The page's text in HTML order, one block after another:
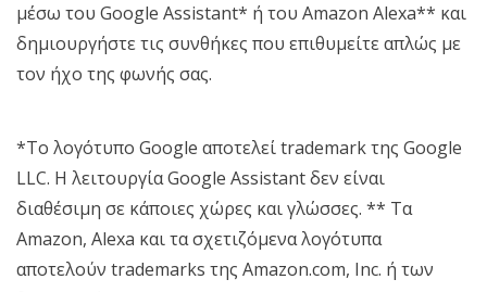
μέσω του Google Assistant* ή του Amazon Alexa** και
δημιουργήστε τις συνθήκες που επιθυμείτε απλώς με
τον ήχο της φωνής σας.
*Το λογότυπο Google αποτελεί trademark της Google
LLC. Η λειτουργία Google Assistant δεν είναι
διαθέσιμη σε κάποιες χώρες και γλώσσες. ** Τα
Amazon, Alexa και τα σχετιζόμενα λογότυπα
αποτελούν trademarks της Amazon.com, Inc. ή των